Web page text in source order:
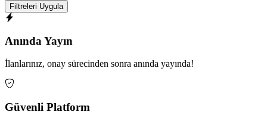
Filtreleri Uygula
Anında Yayın
İlanlarınız, onay sürecinden sonra anında yayında!
Güvenli Platform